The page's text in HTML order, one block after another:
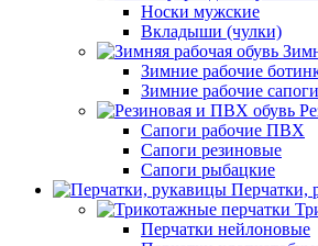
Носки мужские
Вкладыши (чулки)
Зимние рабочие
Зимние рабочие сапоги
Сапоги рабочие ПВХ
Сапоги резиновые
Сапоги рыбацкие
Перчатки,
Перчатки нейлоновые